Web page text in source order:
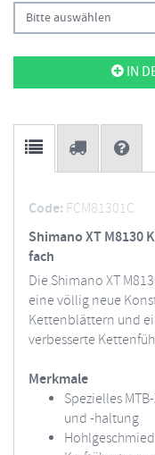
Bitte auswählen
IN
Code: FCM81301C
Shimano XT
fach
Die Shimano XT
eine völlig neue
Kettenblättern und
verbesserte
Merkmale
Spezielles
und -haltung